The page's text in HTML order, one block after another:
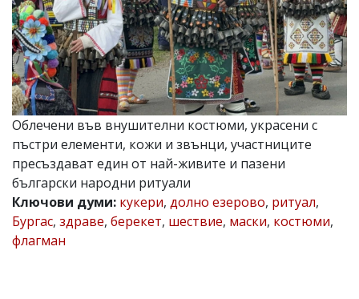
v.vasilev@flagman.bg
Катя
Касабова,
еmail:k.kassabova@flagman.bg
Главен
редактор:
Иван
Колев,
email:
Коментарите
под
статиите
се
въвеждат
Облечени във внушителни костюми, украсени с
пъстри елементи, кожи и звънци, участниците
пресъздават един от най-живите и пазени
български народни ритуали
Ключови думи: кукери, долно езерово, ритуал,
Бургас, здраве, берекет, шествие, маски, костюми,
флагман